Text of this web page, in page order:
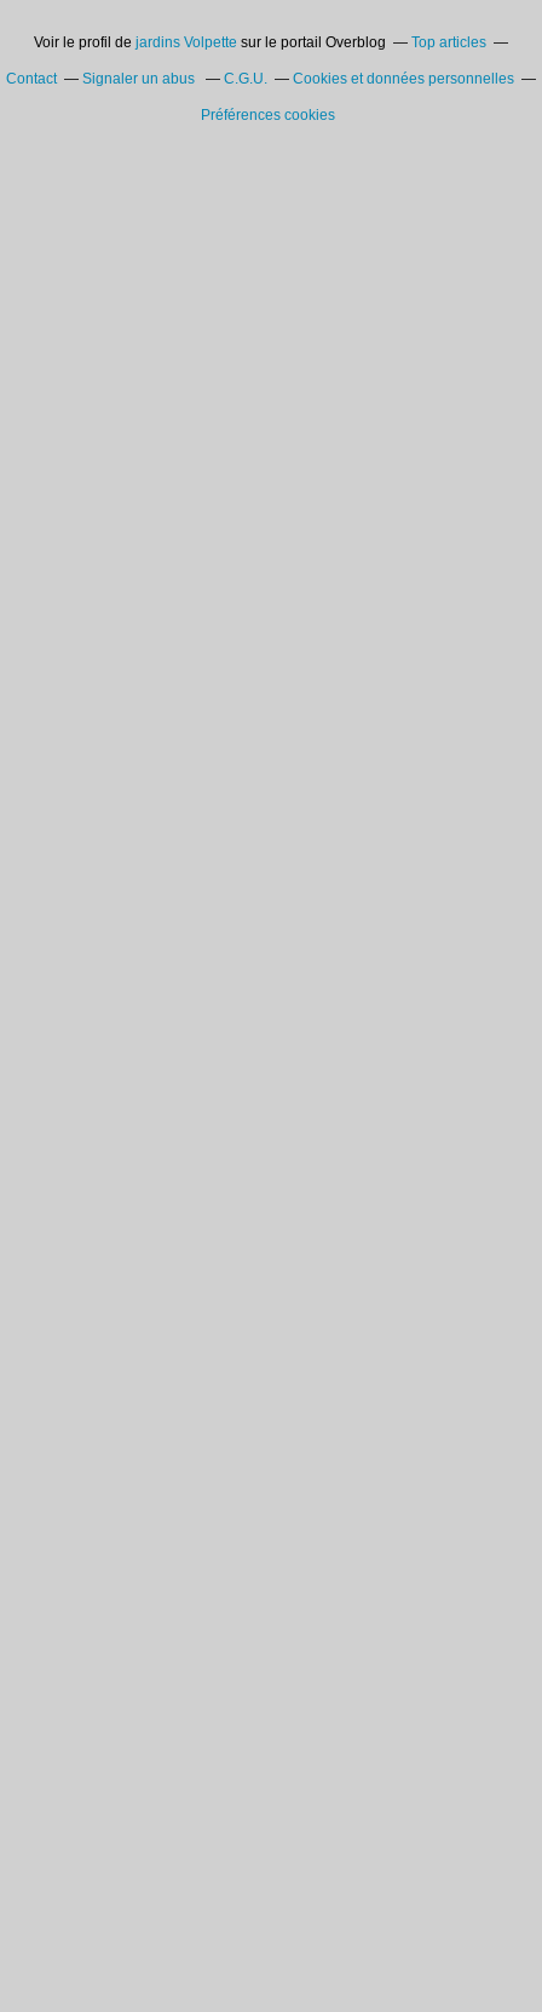
Voir le profil de jardins Volpette sur le portail Overblog Top articles
Contact Signaler un abus C.G.U. Cookies et données personnelles
Préférences cookies